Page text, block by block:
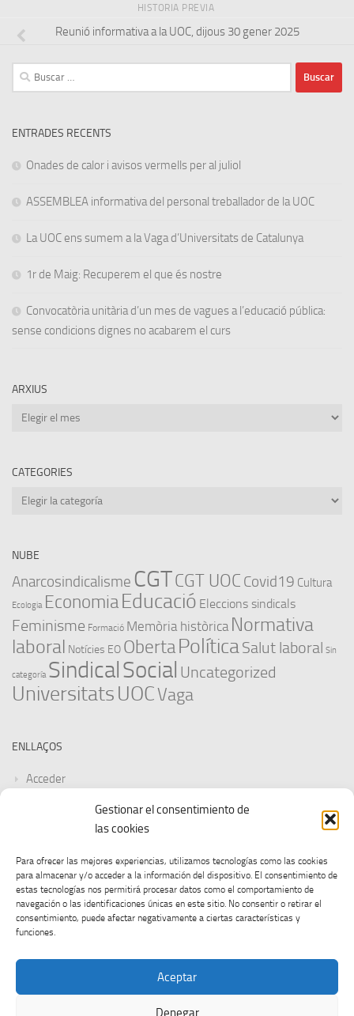
Gestionar el consentimiento de
las cookies
Para ofrecer las mejores experiencias, utilizamos tecnologías como las cookies
para almacenar y/o acceder a la información del dispositivo. El consentimiento de
estas tecnologías nos permitirá procesar datos como el comportamiento de
navegación o las identificaciones únicas en este sitio. No consentir o retirar el
consentimiento, puede afectar negativamente a ciertas características y
funciones.
Aceptar
Denegar
HISTORIA PREVIA
Reunió informativa a la UOC, dijous 30 gener 2025
Buscar:
ENTRADES RECENTS
Onades de calor i avisos vermells per al juliol
ASSEMBLEA informativa del personal treballador de la UOC
La UOC ens sumem a la Vaga d’Universitats de Catalunya
1r de Maig: Recuperem el que és nostre
Convocatòria unitària d’un mes de vagues a l’educació pública:
sense condicions dignes no acabarem el curs
ARXIUS
Arxius
CATEGORIES
Categories
NUBE
Anarcosindicalisme CGTCGT UOC Covid19 Cultura
Ecologia EconomiaEducació Eleccions sindicals
Feminisme Formació Memòria històrica Normativa
laboral Notícies EO ObertaPolíticaSalut laboral Sin
categoría SindicalSocial Uncategorized
UniversitatsUOCVaga
ENLLAÇOS
Acceder
Feed de entradas
WordPress.org